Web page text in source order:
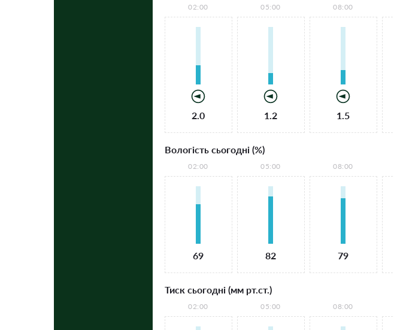
02:00
2.0
05:00
1.2
08:00
1.5
Вологість сьогодні (%)
02:00
69
05:00
82
08:00
79
Тиск сьогодні (мм рт.ст.)
02:00 05:00 08:00